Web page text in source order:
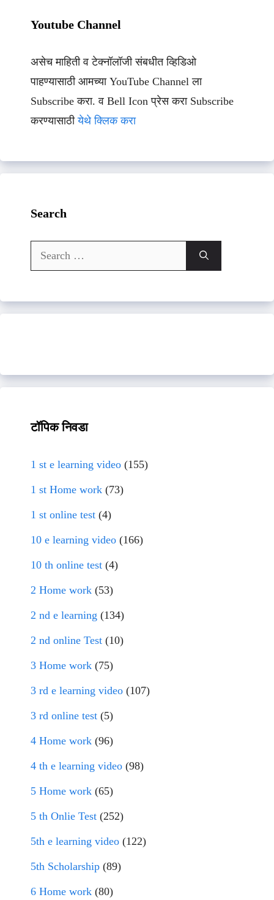
Youtube Channel
असेच माहिती व टेक्नॉलॉजी संबधीत व्हिडिओ
पाहण्यासाठी आमच्या YouTube Channel ला
Subscribe करा. व Bell Icon प्रेस करा Subscribe
करण्यासाठीयेथे क्लिक करा
Search
Search
for:
टॉपिक निवडा
1 st e learning video (155)
1 st Home work (73)
1 st online test (4)
10 e learning video (166)
10 th online test (4)
2 Home work (53)
2 nd e learning (134)
2 nd online Test (10)
3 Home work (75)
3 rd e learning video (107)
3 rd online test (5)
4 Home work (96)
4 th e learning video (98)
5 Home work (65)
5 th Onlie Test (252)
5th e learning video (122)
5th Scholarship (89)
6 Home work (80)